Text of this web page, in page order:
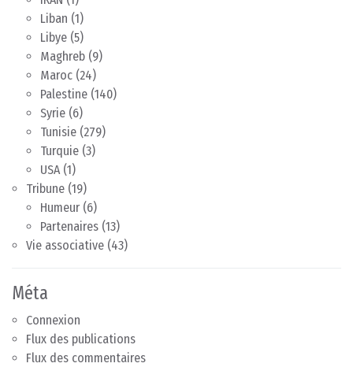
Liban (1)
Libye (5)
Maghreb (9)
Maroc (24)
Palestine (140)
Syrie (6)
Tunisie (279)
Turquie (3)
USA(1)
Tribune (19)
Humeur (6)
Partenaires (13)
Vie associative (43)
Méta
Connexion
Flux des publications
Flux des commentaires